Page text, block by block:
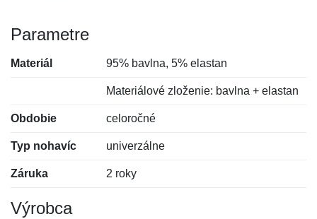
Parametre
Materiál 95% bavlna, 5% elastan
Materiálové zloženie: bavlna + elastan
Obdobie celoročné
Typ nohavíc univerzálne
Záruka 2 roky
Výrobca